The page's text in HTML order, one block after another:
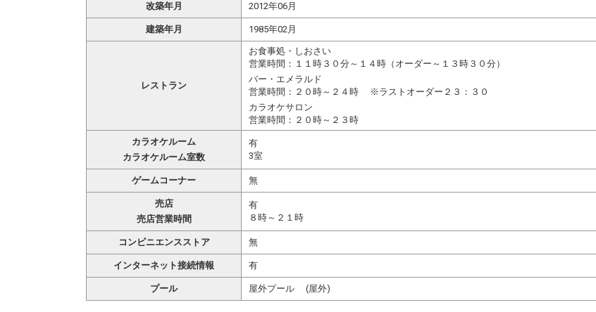
改築年月 2012年06月
建築年月 1985年02月
レストラン
お食事処・しおさい
営業時間：１１時３０分～１４時（オーダー～１３時３０分）
バー・エメラルド
営業時間：２０時～２４時 ※ラストオーダー２３：３０
カラオケサロン
営業時間：２０時～２３時
カラオケルーム
カラオケルーム室数
有
3室
ゲームコーナー 無
売店
売店営業時間
有
８時～２１時
コンビニエンスストア 無
インターネット接続情報 有
プール 屋外プール (屋外)